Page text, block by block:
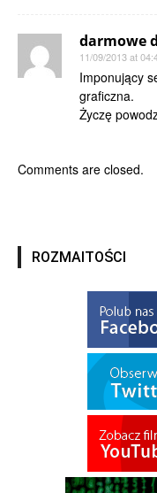
darmowe
11/09/2013 at
Imponujący
graficzna.
Życzę
Comments are closed.
ROZMAITOŚCI